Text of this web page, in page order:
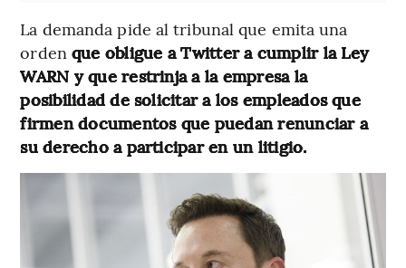
La demanda pide al tribunal que emita una
orden que obligue a Twitter a cumplir la Ley
WARN y que restrinja a la empresa la
posibilidad de solicitar a los empleados que
firmen documentos que puedan renunciar a
su derecho a participar en un litigio.